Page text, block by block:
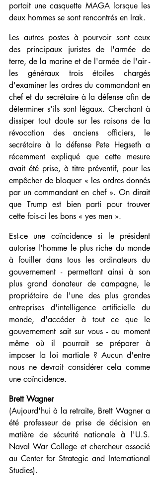
portait une casquette MAGA lorsque les
deux hommes se sont rencontrés en Irak.
Les autres postes à pourvoir sont ceux
des principaux juristes de l'armée de
terre, de la marine et de l'armée de l'air -
les généraux trois étoiles chargés
d'examiner les ordres du commandant en
chef et du secrétaire à la défense afin de
déterminer s'ils sont légaux. Cherchant à
dissiper tout doute sur les raisons de la
révocation des anciens officiers, le
secrétaire à la défense Pete Hegseth a
récemment expliqué que cette mesure
avait été prise, à titre préventif, pour les
empêcher de bloquer « les ordres donnés
par un commandant en chef ». On dirait
que Trump est bien parti pour trouver
cette fois-ci les bons « yes men ».
Est-ce une coïncidence si le président
autorise l'homme le plus riche du monde
à fouiller dans tous les ordinateurs du
gouvernement - permettant ainsi à son
plus grand donateur de campagne, le
propriétaire de l'une des plus grandes
entreprises d'intelligence artificielle du
monde, d'accéder à tout ce que le
gouvernement sait sur vous - au moment
même où il pourrait se préparer à
imposer la loi martiale ? Aucun d'entre
nous ne devrait considérer cela comme
une coïncidence.
Brett Wagner
(Aujourd'hui à la retraite, Brett Wagner a
été professeur de prise de décision en
matière de sécurité nationale à l'U.S.
Naval War College et chercheur associé
au Center for Strategic and International
Studies).